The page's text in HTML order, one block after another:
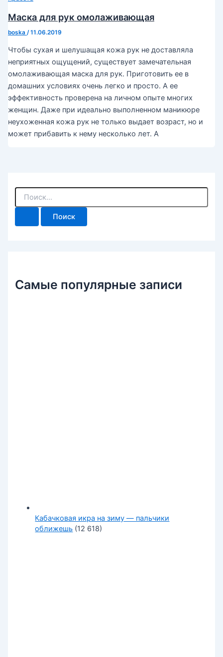
Маска для рук омолаживающая
boska /11.06.2019
Чтобы сухая и шелушащая кожа рук не доставляла
неприятных ощущений, существует замечательная
омолаживающая маска для рук. Приготовить ее в
домашних условиях очень легко и просто. А ее
эффективность проверена на личном опыте многих
женщин. Даже при идеально выполненном маникюре
неухоженная кожа рук не только выдает возраст, но и
может прибавить к нему несколько лет. А
П
и
Самые популярные записи
Кабачковая икра на зиму — пальчики
оближешь (12 618)